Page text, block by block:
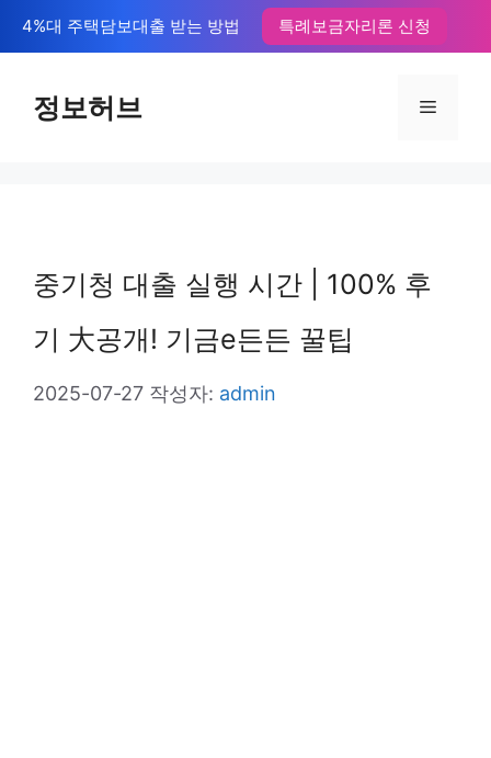
텐
4%대 주택담보대출 받는 방법 특례보금자리론 신청
정보허브 메
중기청 대출 실행 시간 | 100% 후
기 大공개! 기금e든든 꿀팁
2025-07-27 작성자: admin